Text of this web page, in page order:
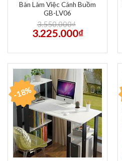
Bàn Làm Việc Cánh Buồm
GB-LV06
3.550.000₫
3.225.000₫
-18%